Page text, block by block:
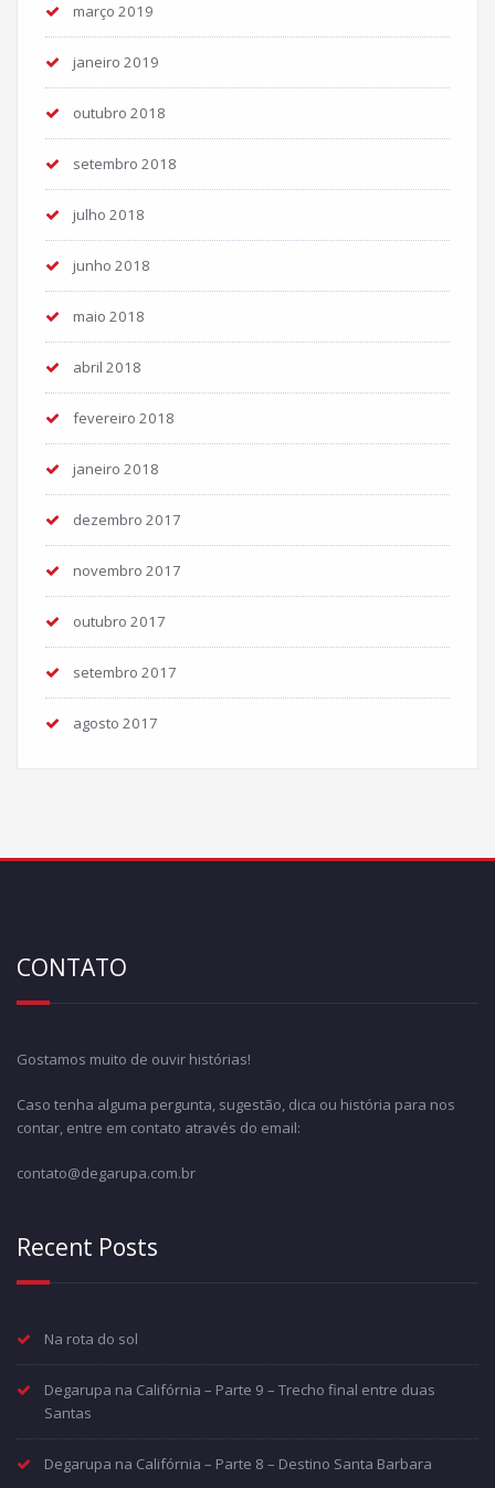
março 2019
janeiro 2019
outubro 2018
setembro 2018
julho 2018
junho 2018
maio 2018
abril 2018
fevereiro 2018
janeiro 2018
dezembro 2017
novembro 2017
outubro 2017
setembro 2017
agosto 2017
CONTATO
Gostamos muito de ouvir histórias!
Caso tenha alguma pergunta, sugestão, dica ou história para nos
contar, entre em contato através do email:
contato@degarupa.com.br
Recent Posts
Na rota do sol
Degarupa na Califórnia – Parte 9 – Trecho final entre duas
Santas
Degarupa na Califórnia – Parte 8 – Destino Santa Barbara